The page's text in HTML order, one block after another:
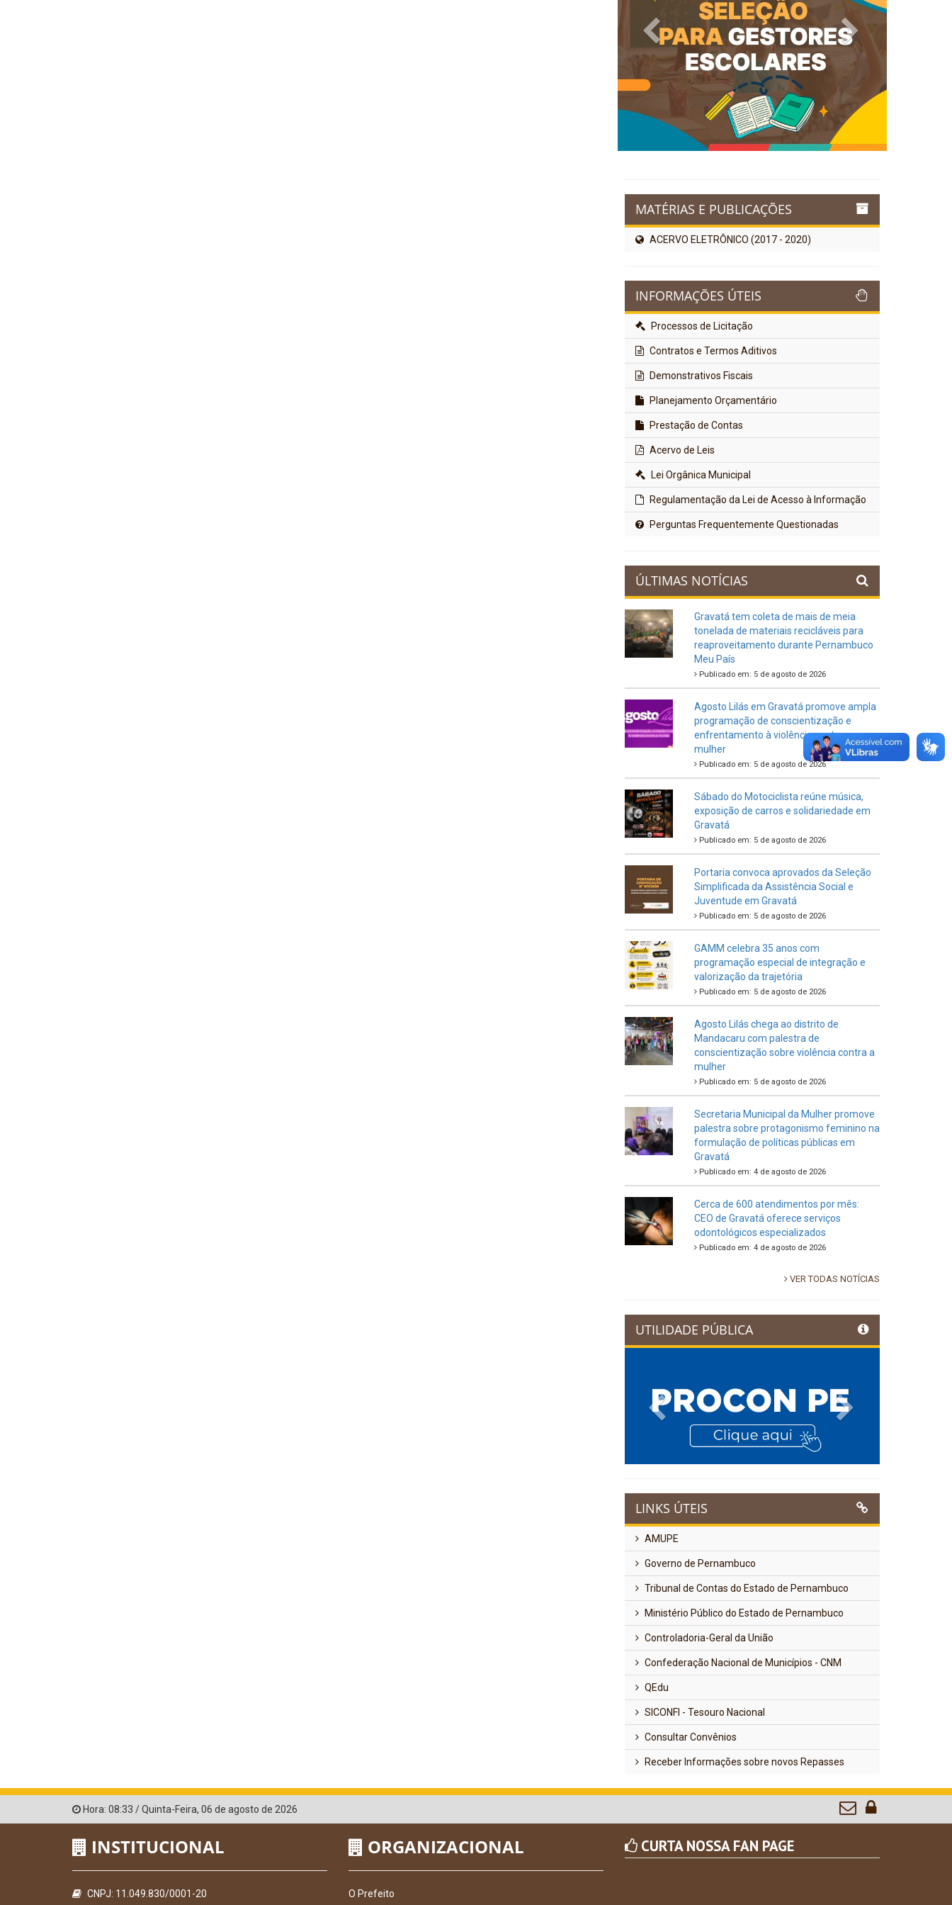
Previous Next
MATÉRIAS E PUBLICAÇÕES
ACERVO ELETRÔNICO (2017 - 2020)
INFORMAÇÕES ÚTEIS
Processos de Licitação
Contratos e Termos Aditivos
Demonstrativos Fiscais
Planejamento Orçamentário
Prestação de Contas
Acervo de Leis
Lei Orgânica Municipal
Regulamentação da Lei de Acesso à Informação
Perguntas Frequentemente Questionadas
ÚLTIMAS NOTÍCIAS
Gravatá tem coleta de mais de meia
tonelada de materiais recicláveis para
reaproveitamento durante Pernambuco
Meu País
Publicado em: 5 de agosto de 2026
Agosto Lilás em Gravatá promove ampla
programação de conscientização e
enfrentamento à violência contra a
mulher
Publicado em: 5 de agosto de 2026
Sábado do Motociclista reúne música,
exposição de carros e solidariedade em
Gravatá
Publicado em: 5 de agosto de 2026
Portaria convoca aprovados da Seleção
Simplificada da Assistência Social e
Juventude em Gravatá
Publicado em: 5 de agosto de 2026
GAMM celebra 35 anos com
programação especial de integração e
valorização da trajetória
Publicado em: 5 de agosto de 2026
Agosto Lilás chega ao distrito de
Mandacaru com palestra de
conscientização sobre violência contra a
mulher
Publicado em: 5 de agosto de 2026
Secretaria Municipal da Mulher promove
palestra sobre protagonismo feminino na
formulação de políticas públicas em
Gravatá
Publicado em: 4 de agosto de 2026
Cerca de 600 atendimentos por mês:
CEO de Gravatá oferece serviços
odontológicos especializados
Publicado em: 4 de agosto de 2026
VER TODAS NOTÍCIAS
UTILIDADE PÚBLICA
Previous
LINKS ÚTEIS
AMUPE
Governo de Pernambuco
Tribunal de Contas do Estado de Pernambuco
Ministério Público do Estado de Pernambuco
Controladoria-Geral da União
Confederação Nacional de Municípios - CNM
QEdu
SICONFI - Tesouro Nacional
Consultar Convênios
Receber Informações sobre novos Repasses
Hora: 08:33 /Quinta-Feira, 06 de agosto de 2026
INSTITUCIONAL
CNPJ: 11.049.830/0001-20
ORGANIZACIONAL
O Prefeito
CURTA NOSSA FAN PAGE